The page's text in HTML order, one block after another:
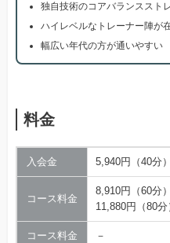
独自技術のコアバランススト
ハイレベルなトレーナー陣が
幅広い年代の方が通いやすい
料金
入会金 5,940円（40分）
コース料金
8,910円（60分）
11,880円（80分
コース料金 －